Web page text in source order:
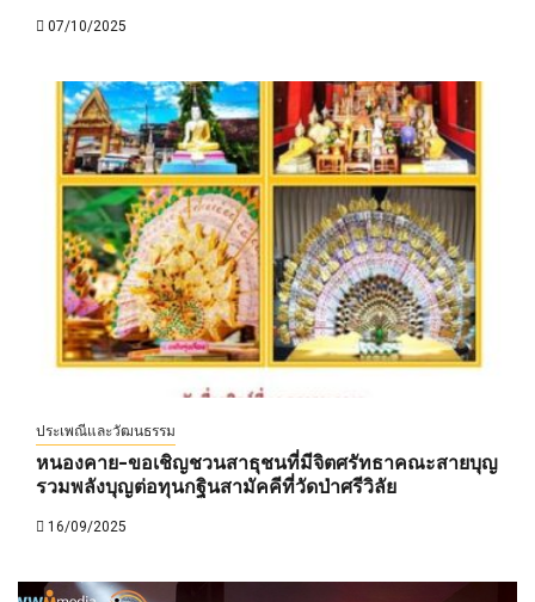
07/10/2025
ประเพณีและวัฒนธรรม
หนองคาย-ขอเชิญชวนสาธุชนที่มีจิตศรัทธาคณะสายบุญ
รวมพลังบุญต่อทุนกฐินสามัคคีที่วัดป่าศรีวิลัย
16/09/2025